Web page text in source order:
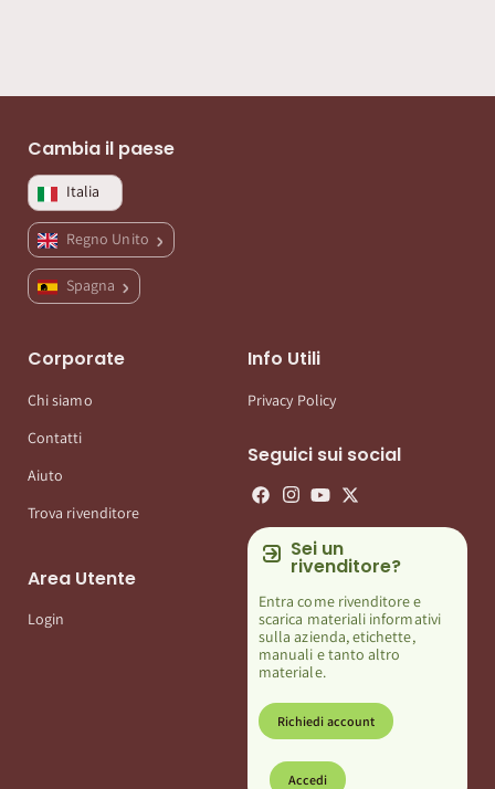
Cambia il paese
Italia
Regno Unito
Spagna
Corporate
Chi siamo
Contatti
Aiuto
Trova rivenditore
Area Utente
Login
Info Utili
Privacy Policy
Seguici sui social
Sei un
rivenditore?
Entra come rivenditore e
scarica materiali informativi
sulla azienda, etichette,
manuali e tanto altro
materiale.
Richiedi account
Accedi